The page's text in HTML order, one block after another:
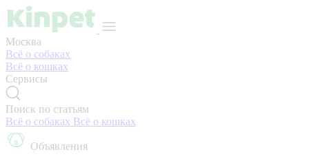
Москва
Всё о собаках
Всё о кошках
Сервисы
Поиск по статьям
Всё о собаках Всё о кошках
Объявления